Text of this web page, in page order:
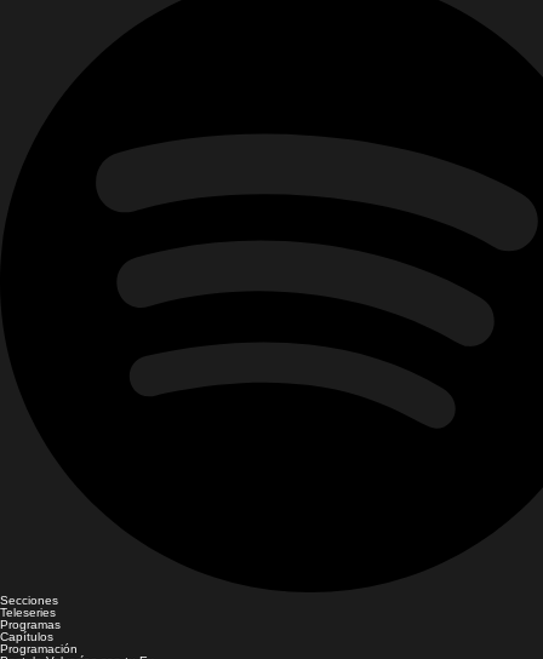
Secciones
Teleseries
Programas
Capítulos
Programación